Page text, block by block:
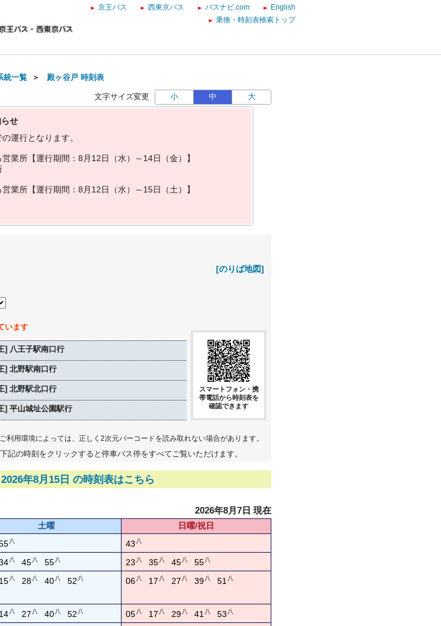
京王バス 西東京バス バスナビ.com
English
乗換・時刻表検索トップ
統一覧 ＞ 殿ヶ谷戸 時刻表
文字サイズ変更 小 中 大
らせ
の運行と な り ます。
営業所 【運行期間 ： 8 月 1 2日 （水） ～ 14日 （金）
】
営業所 【運行期間 ： 8 月 1 2日 （水） ～ 15日 （土）
】
[のりば地図]
います
] 八王子駅南口行
] 北野駅南口行
] 北野駅北口行
] 平山城址公園駅行
スマートフォン・携
帯電話から時刻表を
確認できます
利用環境によっては、正しく2次元バーコードを読み取れない場合があります。
記の時刻をクリックすると停車バス停をすべてご覧いただけます。
年8月15日 の時刻表はこちら
2026年8月7日 現在
土曜
日曜/祝日
八 43 八
八 45 八 55 八 23 八 35 八 45 八 55 八
15 八 28 八 40 八 52 八 06 八 17 八 27 八 39 八 51 八
14 八 27 八 40 八 52 八 05 八 17 八 29 八 41 八 53 八